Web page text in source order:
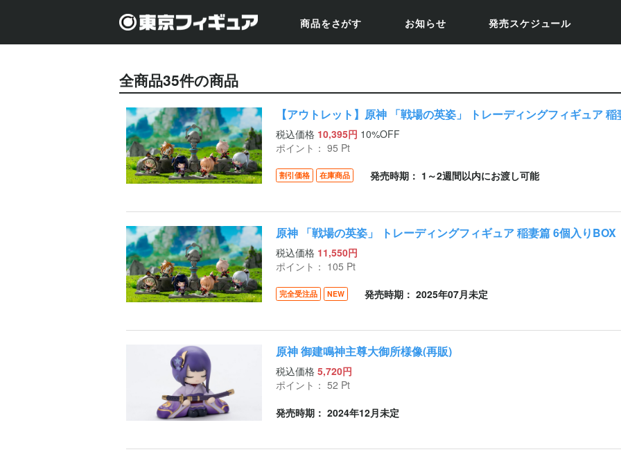
商品をさがす お知らせ 発売スケジュール
全商品35件の商品
【アウトレット】原神 「戦場の英姿」 トレーディングフィギュア
税込価格 10,395円 10%OFF
ポイント： 95 Pt
割引価格 在庫商品 発売時期： 1～2週間以内にお渡し可能
原神 「戦場の英姿」 トレーディングフィギュア 稲妻篇 6個入りBOX
税込価格 11,550円
ポイント： 105 Pt
完全受注品 NEW 発売時期： 2025年07月未定
原神 御建鳴神主尊大御所様像(再販)
税込価格 5,720円
ポイント： 52 Pt
発売時期： 2024年12月未定